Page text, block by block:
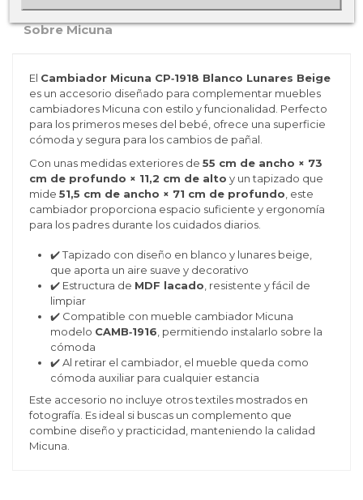
Sobre Micuna
El Cambiador Micuna CP‑1918 Blanco Lunares Beige
es un accesorio diseñado para complementar muebles
cambiadores Micuna con estilo y funcionalidad. Perfecto
para los primeros meses del bebé, ofrece una superficie
cómoda y segura para los cambios de pañal.
Con unas medidas exteriores de 55 cm de ancho × 73
cm de profundo × 11,2 cm de alto y un tapizado que
mide 51,5 cm de ancho × 71 cm de profundo , este
cambiador proporciona espacio suficiente y ergonomía
para los padres durante los cuidados diarios.
✔️ Tapizado con diseño en blanco y lunares beige,
que aporta un aire suave y decorativo
✔️ Estructura de MDF lacado, resistente y fácil de
limpiar
✔️ Compatible con mueble cambiador Micuna
modelo CAMB‑1916, permitiendo instalarlo sobre la
cómoda
✔️ Al retirar el cambiador, el mueble queda como
cómoda auxiliar para cualquier estancia
Este accesorio no incluye otros textiles mostrados en
fotografía. Es ideal si buscas un complemento que
combine diseño y practicidad, manteniendo la calidad
Micuna.